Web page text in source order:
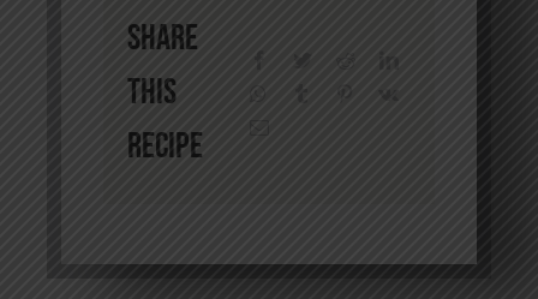
Share
this
recipe